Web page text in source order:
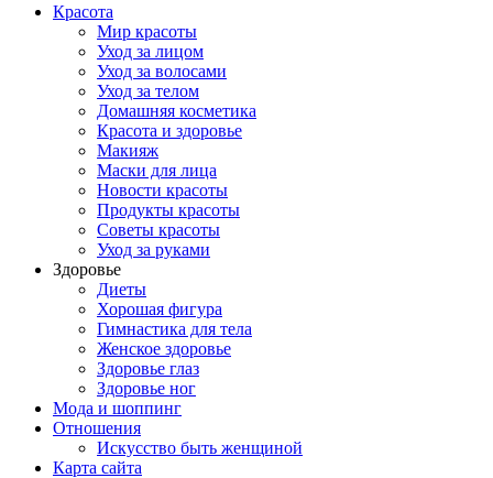
Красота
Мир красоты
Уход за лицом
Уход за волосами
Уход за телом
Домашняя косметика
Красота и здоровье
Макияж
Маски для лица
Новости красоты
Продукты красоты
Советы красоты
Уход за руками
Здоровье
Диеты
Хорошая фигура
Гимнастика для тела
Женское здоровье
Здоровье глаз
Здоровье ног
Мода и шоппинг
Отношения
Искусство быть женщиной
Карта сайта